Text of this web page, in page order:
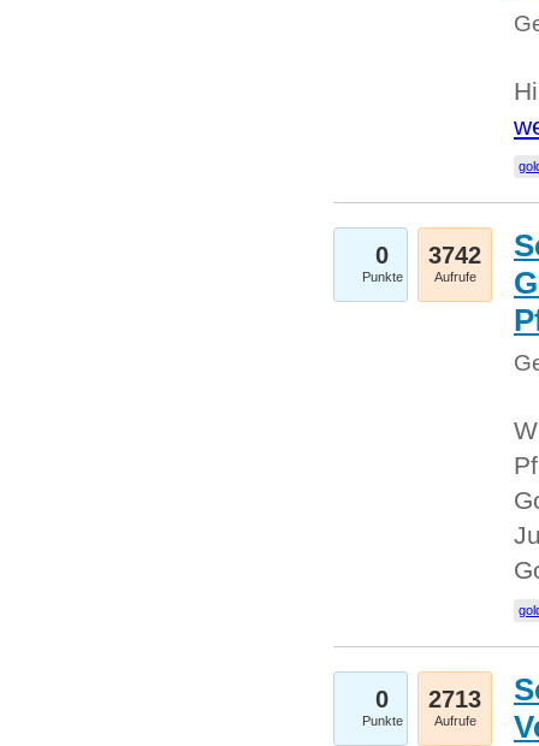
0
Punkte
3742
Aufrufe
0
Punkte
2713
Aufrufe